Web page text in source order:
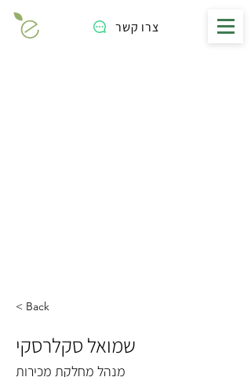
צרו קשר
< Back
שמואל סקלרסקי
מנהל מחלקת מכירות